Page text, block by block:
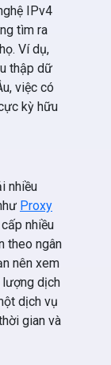
IPv4
tìm ra
Ví dụ,
thập dữ
việc có
kỳ hữu
nhiều
Proxy
nhiều
theo ngân
nên xem
lượng dịch
dịch vụ
gian và